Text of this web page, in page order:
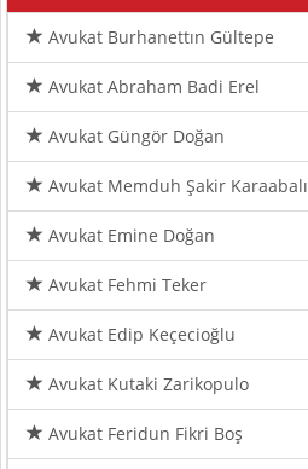
Avukat Burhanettın Gültepe
Avukat Abraham Badi Erel
Avukat Güngör Doğan
Avukat Memduh Şakir Karaabalı
Avukat Emine Doğan
Avukat Fehmi Teker
Avukat Edip Keçecioğlu
Avukat Kutaki Zarikopulo
Avukat Feridun Fikri Boş